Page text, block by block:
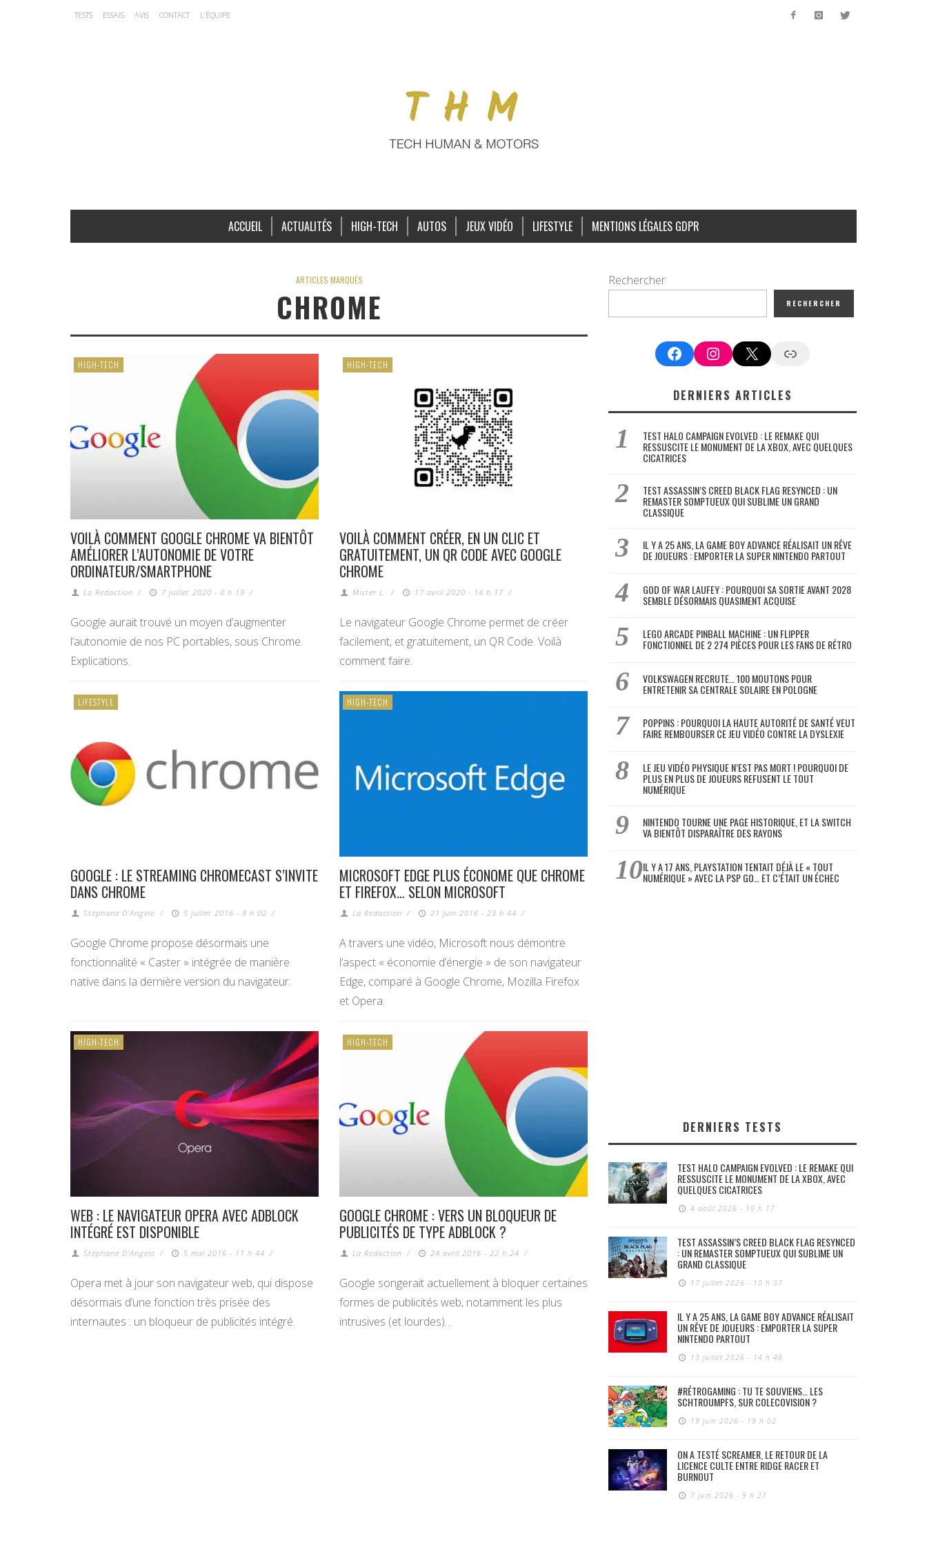
TESTS ESSAIS AVIS CONTACT L’ÉQUIPE
ACCUEIL ACTUALITÉS HIGH-TECH AUTOS JEUX VIDÉO LIFESTYLE MENTIONS LÉGALES GDPR
ARTICLES MARQUÉS
CHROME
HIGH-TECH
VOILÀ COMMENT GOOGLE CHROME VA BIENTÔT
AMÉLIORER L’AUTONOMIE DE VOTRE
ORDINATEUR/SMARTPHONE
La Redaction / 7 juillet 2020 - 0 h 19 /
Google aurait trouvé un moyen d’augmenter
l’autonomie de nos PC portables, sous Chrome.
Explications.
HIGH-TECH
VOILÀ COMMENT CRÉER, EN UN CLIC ET
GRATUITEMENT, UN QR CODE AVEC GOOGLE
CHROME
Mister L. / 17 avril 2020 - 14 h 17 /
Le navigateur Google Chrome permet de créer
facilement, et gratuitement, un QR Code. Voilà
comment faire.
LIFESTYLE
GOOGLE : LE STREAMING CHROMECAST S’INVITE
DANS CHROME
Stéphane D'Angelo / 5 juillet 2016 - 8 h 02 /
Google Chrome propose désormais une
fonctionnalité « Caster » intégrée de manière
native dans la dernière version du navigateur.
HIGH-TECH
MICROSOFT EDGE PLUS ÉCONOME QUE CHROME
ET FIREFOX… SELON MICROSOFT
La Redaction / 21 juin 2016 - 23 h 44 /
A travers une vidéo, Microsoft nous démontre
l’aspect « économie d’énergie » de son navigateur
Edge, comparé à Google Chrome, Mozilla Firefox
et Opera.
HIGH-TECH
WEB : LE NAVIGATEUR OPERA AVEC ADBLOCK
INTÉGRÉ EST DISPONIBLE
Stéphane D'Angelo / 5 mai 2016 - 11 h 44 /
Opera met à jour son navigateur web, qui dispose
désormais d’une fonction très prisée des
internautes : un bloqueur de publicités intégré.
HIGH-TECH
GOOGLE CHROME : VERS UN BLOQUEUR DE
PUBLICITÉS DE TYPE ADBLOCK ?
La Redaction / 24 avril 2016 - 22 h 24 /
Google songerait actuellement à bloquer certaines
formes de publicités web, notamment les plus
intrusives (et lourdes)…
Rechercher
RECHERCHER
FacebookInstagram
X Google News
DERNIERS ARTICLES
TEST HALO CAMPAIGN EVOLVED : LE REMAKE QUI
RESSUSCITE LE MONUMENT DE LA XBOX, AVEC QUELQUES
CICATRICES
TEST ASSASSIN’S CREED BLACK FLAG RESYNCED : UN
REMASTER SOMPTUEUX QUI SUBLIME UN GRAND
CLASSIQUE
IL Y A 25 ANS, LA GAME BOY ADVANCE RÉALISAIT UN RÊVE
DE JOUEURS : EMPORTER LA SUPER NINTENDO PARTOUT
GOD OF WAR LAUFEY : POURQUOI SA SORTIE AVANT 2028
SEMBLE DÉSORMAIS QUASIMENT ACQUISE
LEGO ARCADE PINBALL MACHINE : UN FLIPPER
FONCTIONNEL DE 2 274 PIÈCES POUR LES FANS DE RÉTRO
VOLKSWAGEN RECRUTE… 100 MOUTONS POUR
ENTRETENIR SA CENTRALE SOLAIRE EN POLOGNE
POPPINS : POURQUOI LA HAUTE AUTORITÉ DE SANTÉ VEUT
FAIRE REMBOURSER CE JEU VIDÉO CONTRE LA DYSLEXIE
LE JEU VIDÉO PHYSIQUE N’EST PAS MORT ! POURQUOI DE
PLUS EN PLUS DE JOUEURS REFUSENT LE TOUT
NUMÉRIQUE
NINTENDO TOURNE UNE PAGE HISTORIQUE, ET LA SWITCH
VA BIENTÔT DISPARAÎTRE DES RAYONS
IL Y A 17 ANS, PLAYSTATION TENTAIT DÉJÀ LE « TOUT
NUMÉRIQUE » AVEC LA PSP GO… ET C’ÉTAIT UN ÉCHEC
DERNIERS TESTS
TEST HALO CAMPAIGN EVOLVED : LE REMAKE QUI
RESSUSCITE LE MONUMENT DE LA XBOX, AVEC
QUELQUES CICATRICES
4 août 2026 - 10 h 17
TEST ASSASSIN’S CREED BLACK FLAG RESYNCED
: UN REMASTER SOMPTUEUX QUI SUBLIME UN
GRAND CLASSIQUE
17 juillet 2026 - 10 h 37
IL Y A 25 ANS, LA GAME BOY ADVANCE RÉALISAIT
UN RÊVE DE JOUEURS : EMPORTER LA SUPER
NINTENDO PARTOUT
13 juillet 2026 - 14 h 48
#RÉTROGAMING : TU TE SOUVIENS… LES
SCHTROUMPFS, SUR COLECOVISION ?
19 juin 2026 - 19 h 02
ON A TESTÉ SCREAMER, LE RETOUR DE LA
LICENCE CULTE ENTRE RIDGE RACER ET
BURNOUT
7 juin 2026 - 9 h 27